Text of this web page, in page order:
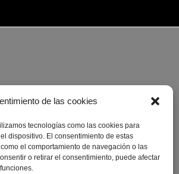
de las cookies
tecnologías como las cookies para
dispositivo. El consentimiento de estas
el comportamiento de navegación o las
o retirar el consentimiento, puede afectar